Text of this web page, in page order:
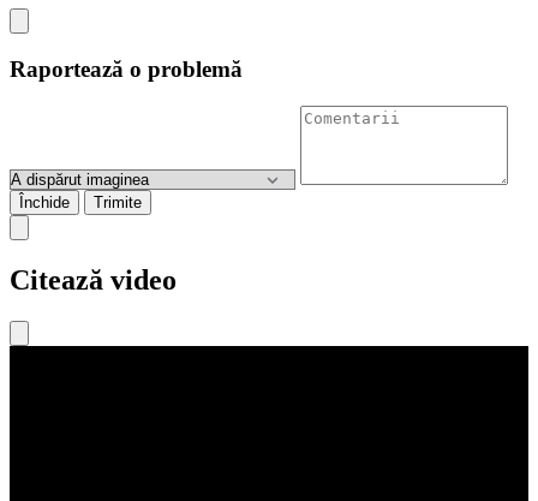
Raportează o problemă
Închide Trimite
Citează video